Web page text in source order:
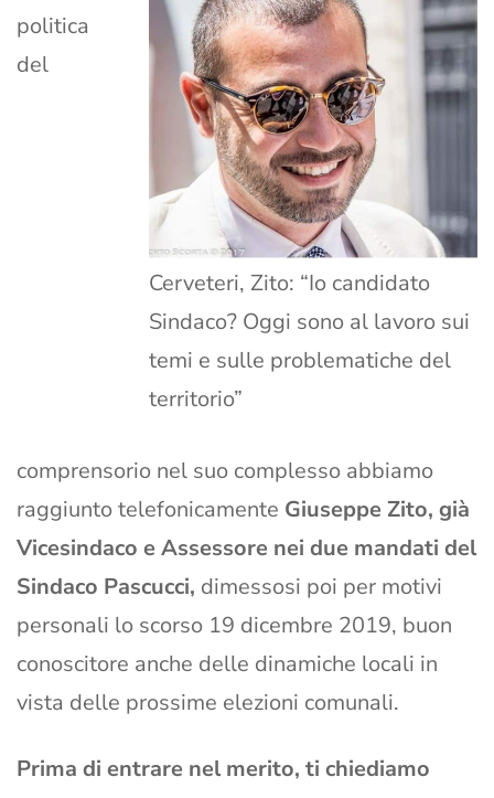
Cerveteri, Zito: “Io candidato
Sindaco? Oggi sono al lavoro sui
temi e sulle problematiche del
territorio”
politica
del
comprensorio nel suo complesso abbiamo
raggiunto telefonicamente Giuseppe Zito, già
Vicesindaco e Assessore nei due mandati del
Sindaco Pascucci, dimessosi poi per motivi
personali lo scorso 19 dicembre 2019, buon
conoscitore anche delle dinamiche locali in
vista delle prossime elezioni comunali.
Prima di entrare nel merito, ti chiediamo